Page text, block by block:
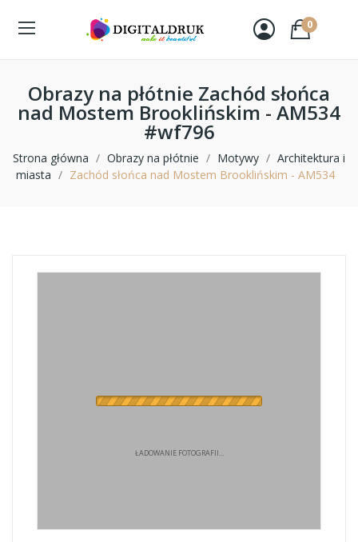
0
Obrazy na płótnie Zachód słońca
nad Mostem Brooklińskim - AM534
#wf796
Strona główna Obrazy na płótnie Motywy
Architektura i
miasta
Zachód słońca nad Mostem Brooklińskim - AM534
ŁADOWANIE FOTOGRAFII...